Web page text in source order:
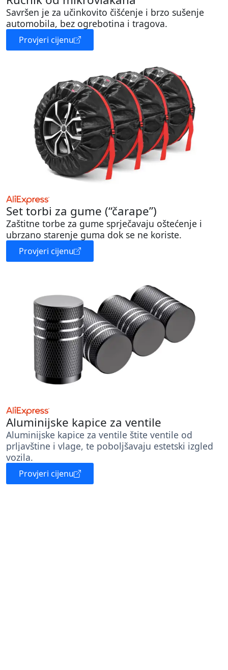
Savršen je za učinkovito čišćenje i brzo sušenje
automobila, bez ogrebotina i tragova.
Provjeri cijenu
Set torbi za gume (“čarape”)
Zaštitne torbe za gume sprječavaju oštećenje i
ubrzano starenje guma dok se ne koriste.
Provjeri cijenu
Aluminijske kapice za ventile
Aluminijske kapice za ventile štite ventile od
prljavštine i vlage, te poboljšavaju estetski izgled
vozila.
Provjeri cijenu